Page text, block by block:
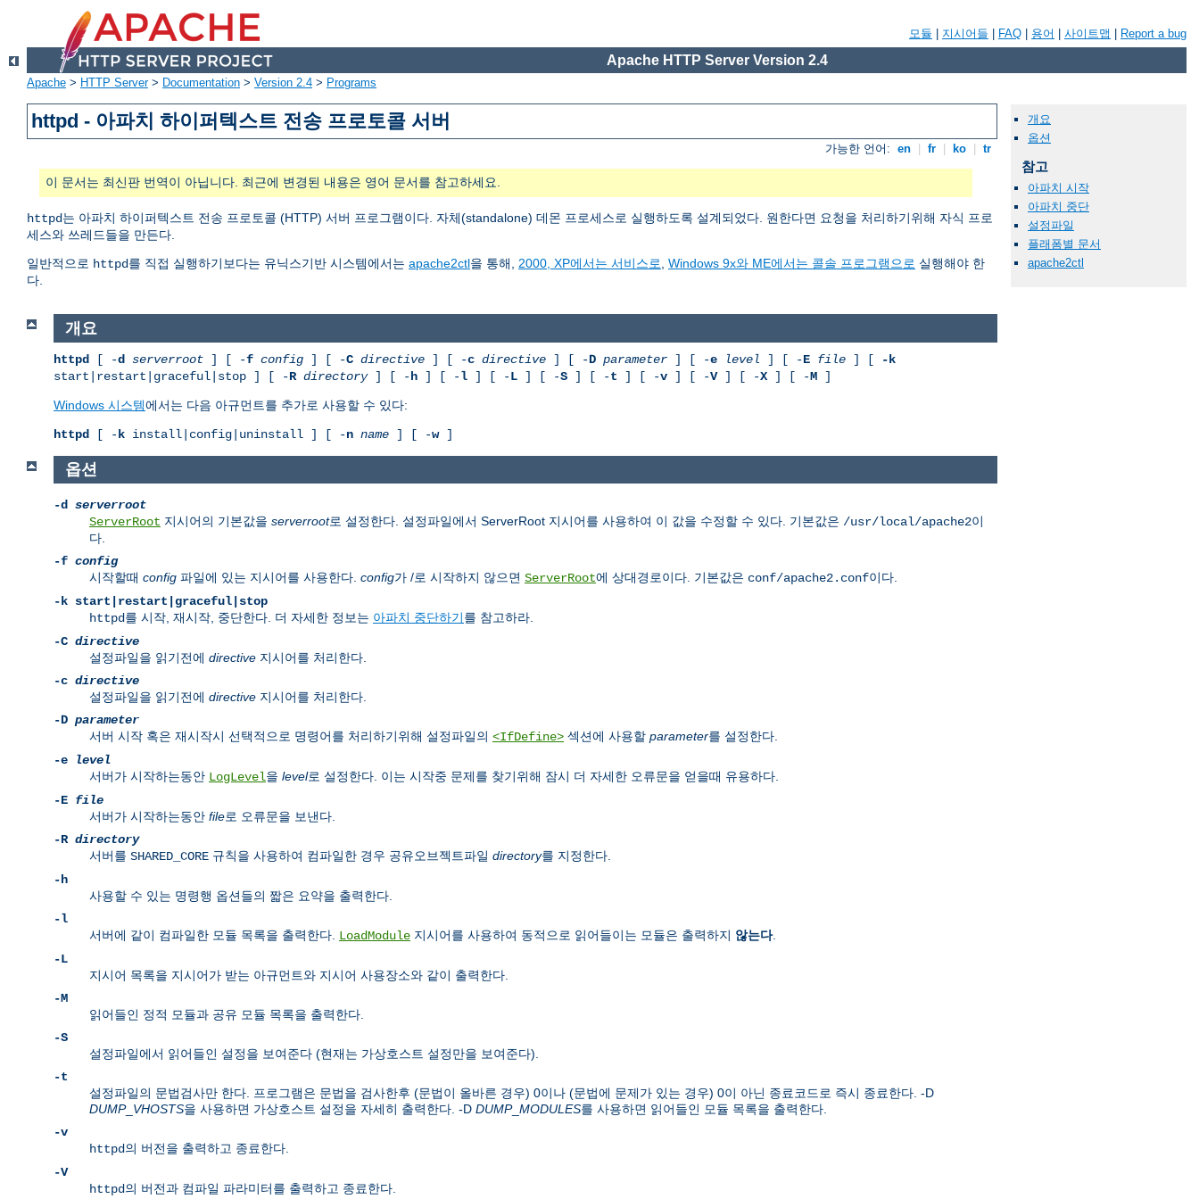
모듈 지시어들 FAQ 용어 사이트맵 Report a bug
Apache HTTP Server Version 2.4
Apache > HTTP Server> Documentation > Version 2.4 > Programs
httpd - 아파치 하이퍼텍스트 전송 프로토콜 서버
가능한 언어: en fr ko tr
이 문서는 최신판 번역이 아닙니다. 최근에 변경된 내용은 영어 문서를 참고하세요.
httpd는 아파치 하이퍼텍스트 전송 프로토콜 (HTTP) 서버 프로그램이다. 자체(standalone) 데몬 프로세스로 실행하도록 설계되었다. 원한다면 요청을 처리하기위해 자식 프로
세스와 쓰레드들을 만든다.
일반적으로 httpd를 직접 실행하기보다는 유닉스기반 시스템에서는 apache2ctl을 통해, 2000, XP에서는 서비스로, Windows 9x와 ME에서는 콜솔 프로그램으로 실행해야 한
다.
개요
httpd [ -d serverroot ] [ -f config ] [ -C directive ] [ -c directive ] [ -D parameter ] [ -e level ] [ -E file ] [
-k
start|restart|graceful|stop ] [ -R directory] [ -h ] [ -l ] [ -L ] [ -S ] [ -t ] [ -v ] [ -V] [ -X] [ -M ]
Windows 시스템에서는 다음 아규먼트를 추가로 사용할 수 있다:
httpd [ - k install|config|uninstall ] [ -n name ] [ -w]
옵션
-d serverroot
ServerRoot 지시어의 기본값을 serverroot로 설정한다. 설정파일에서 ServerRoot 지시어를 사용하여 이 값을 수정할 수 있다. 기본값은 /usr/local/apache2이
다.
-f config
시작할때 config 파일에 있는 지시어를 사용한다. config가 /로 시작하지 않으면 ServerRoot에 상대경로이다. 기본값은 conf/apache2.conf이다.
-k start|restart|graceful|stop
httpd를 시작, 재시작, 중단한다. 더 자세한 정보는 아파치 중단하기를 참고하라.
-C directive
설정파일을 읽기전에 directive 지시어를 처리한다.
-c directive
설정파일을 읽기전에 directive 지시어를 처리한다.
-D parameter
서버 시작 혹은 재시작시 선택적으로 명령어를 처리하기위해 설정파일의 <IfDefine> 섹션에 사용할 parameter를 설정한다.
-e
level
서버가 시작하는동안 LogLevel을 level로 설정한다. 이는 시작중 문제를 찾기위해 잠시 더 자세한 오류문을 얻을때 유용하다.
-E file
서버가 시작하는동안 file로 오류문을 보낸다.
-R directory
서버를 SHARED_CORE 규칙을 사용하여 컴파일한 경우 공유오브젝트파일 directory를 지정한다.
-h
사용할 수 있는 명령행 옵션들의 짧은 요약을 출력한다.
-l
서버에 같이 컴파일한 모듈 목록을 출력한다. LoadModule 지시어를 사용하여 동적으로 읽어들이는 모듈은 출력하지 않는다.
-L
지시어 목록을 지시어가 받는 아규먼트와 지시어 사용장소와 같이 출력한다.
-M
읽어들인 정적 모듈과 공유 모듈 목록을 출력한다.
-S
설정파일에서 읽어들인 설정을 보여준다 (현재는 가상호스트 설정만을 보여준다).
-t
설정파일의 문법검사만 한다. 프로그램은 문법을 검사한후 (문법이 올바른 경우) 0이나 (문법에 문제가 있는 경우) 0이 아닌 종료코드로 즉시 종료한다. -D
DUMP_ VHOSTS을 사용하면 가상호스트 설정을 자세히 출력한다. -D DUMP_ MODULES를 사용하면 읽어들인 모듈 목록을 출력한다.
-v
httpd의 버전을 출력하고 종료한다.
-V
httpd의 버전과 컴파일 파라미터를 출력하고 종료한다.
개요
옵션
참고
아파치 시작
아파치 중단
설정파일
플래폼별 문서
apache2ctl